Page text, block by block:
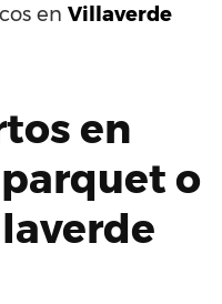
en Villaverde
en
o